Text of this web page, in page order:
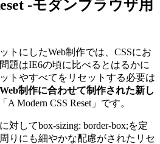
-モダンブラウザ用
トにしたWeb制作では、CSSにお
題はIE6の頃に比べるとはるかに
トやすべてをリセットする必要は
制作に合わせて制作された新し
A Modern CSS Reset」です。
対してbox-sizing: border-box;を定
りにも細やかな配慮がされたリセ